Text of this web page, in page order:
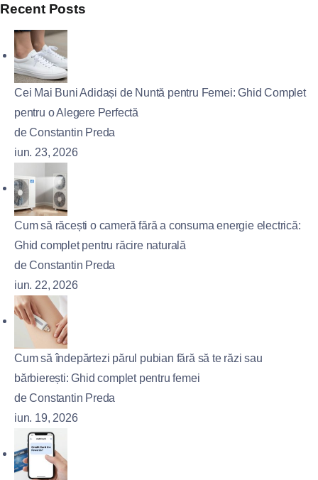
Recent Posts
Cei Mai Buni Adidași de Nuntă pentru Femei: Ghid Complet
pentru o Alegere Perfectă
de Constantin Preda
iun. 23, 2026
Cum să răcești o cameră fără a consuma energie electrică:
Ghid complet pentru răcire naturală
de Constantin Preda
iun. 22, 2026
Cum să îndepărtezi părul pubian fără să te răzi sau
bărbierești: Ghid complet pentru femei
de Constantin Preda
iun. 19, 2026